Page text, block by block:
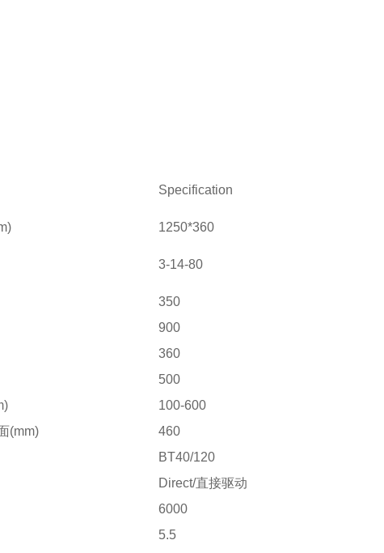
Specification
1250*360
3-14-80
350
900
360
500
100-600
(mm)
460
BT40/120
Direct/直接驱动
6000
5.5